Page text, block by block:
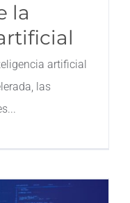
la
artificial
las